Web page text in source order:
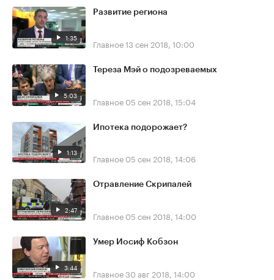
1:35
Развитие региона
Главное13 сен 2018, 10:00
5:03
Тереза Мэй о подозреваемых
Главное 05 сен 2018, 15:04
1:13
Ипотека подорожает?
Главное 05 сен 2018, 14:06
2:47
Отравление Скрипалей
Главное 05 сен 2018, 14:00
3:44
Умер Иосиф Кобзон
Главное30 авг 2018, 14:00